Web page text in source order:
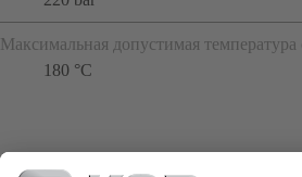
Максимальная допустимая температура
180 °C